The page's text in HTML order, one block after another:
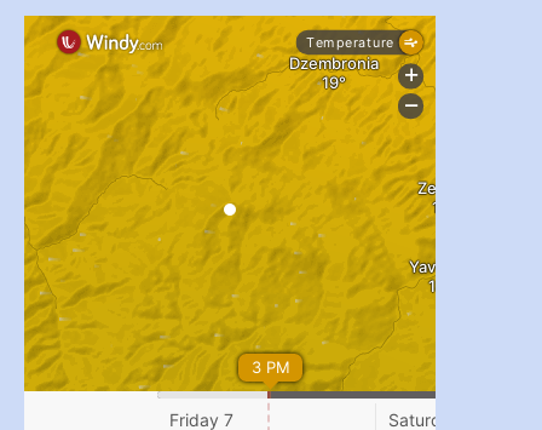
pimrec_project